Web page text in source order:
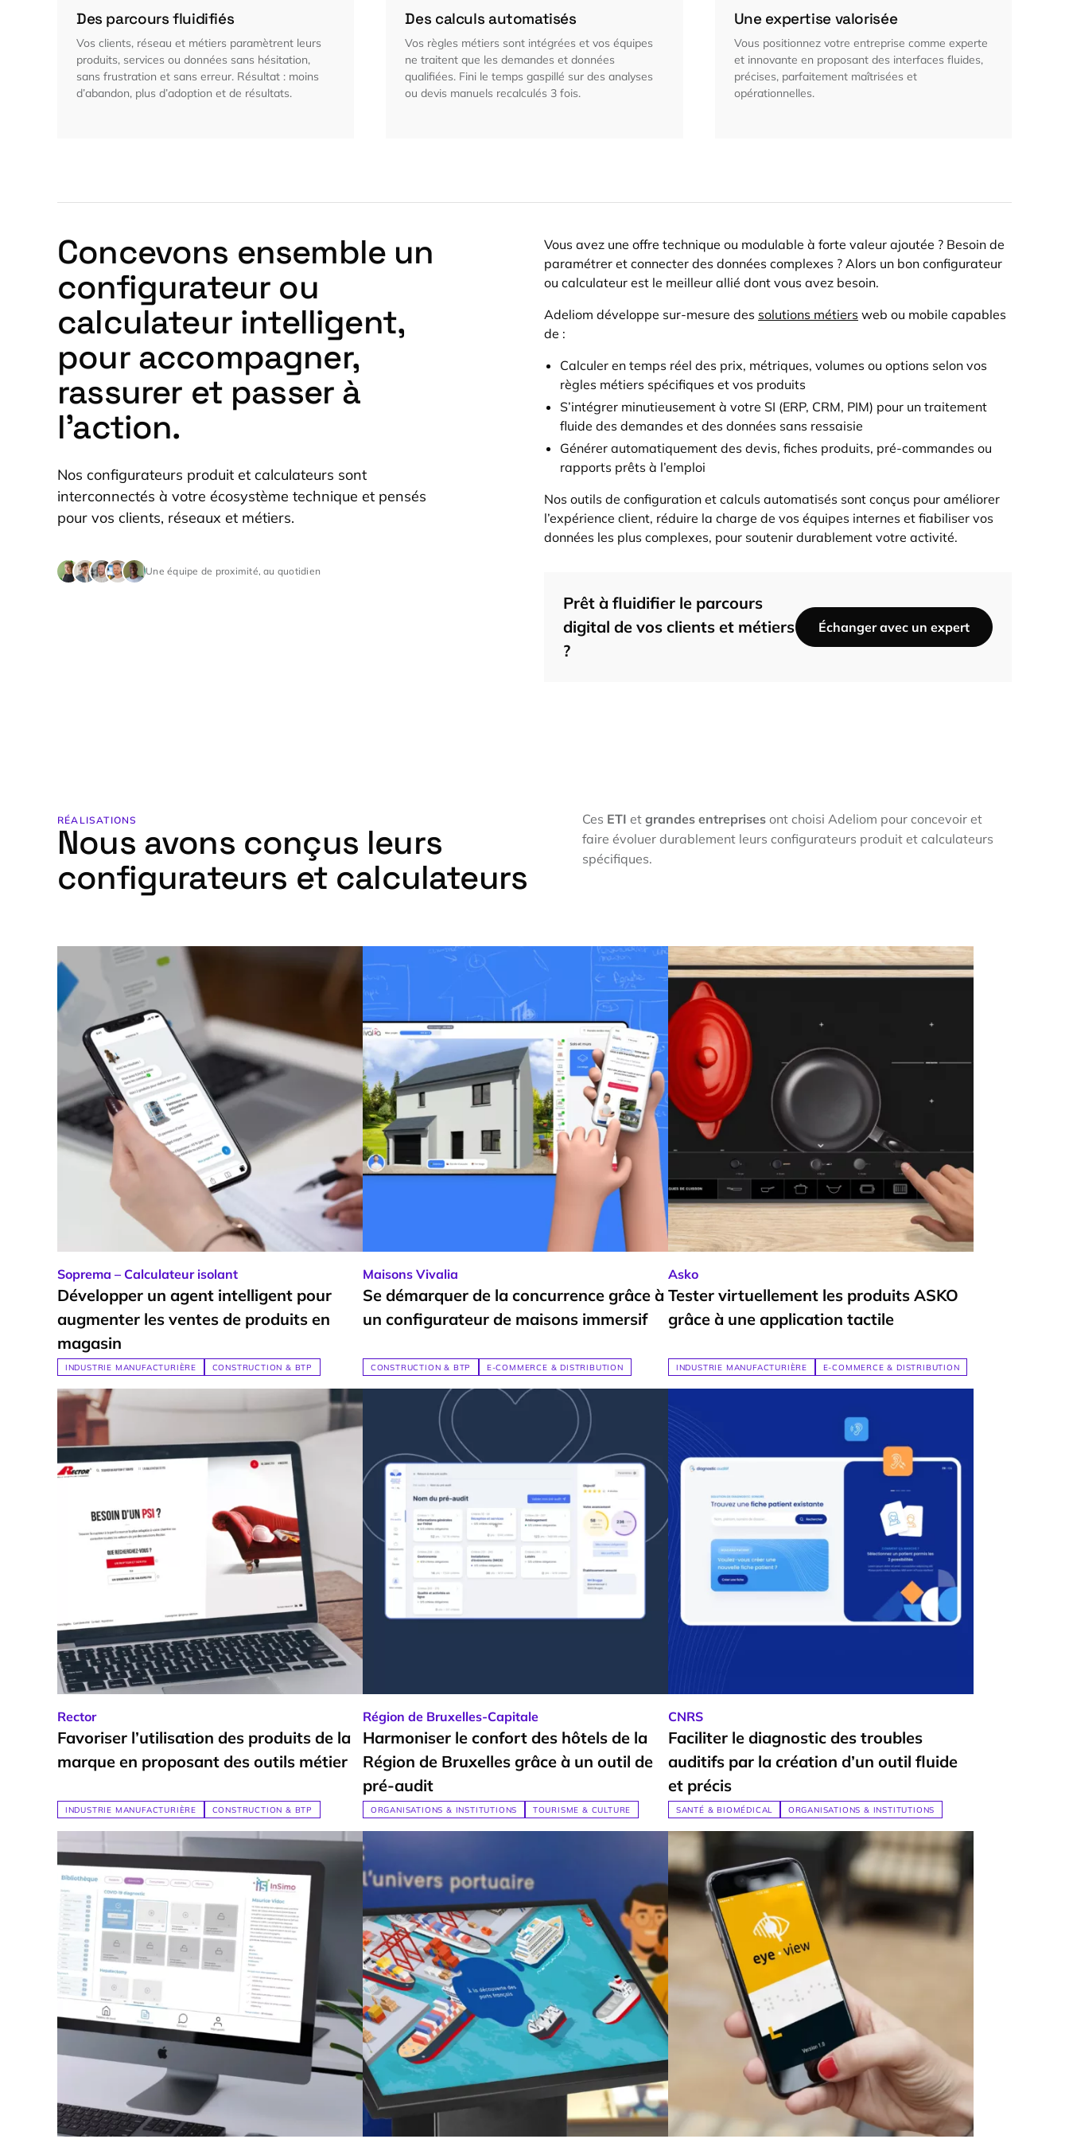
Des parcours fluidifiés
Vos clients, réseau et métiers paramètrent leurs
produits, services ou données sans hésitation,
sans frustration et sans erreur. Résultat : moins
d’abandon, plus d’adoption et de résultats.
Des calculs automatisés
Vos règles métiers sont intégrées et vos équipes
ne traitent que les demandes et données
qualifiées. Fini le temps gaspillé sur des analyses
ou devis manuels recalculés 3 fois.
Une expertise valorisée
Vous positionnez votre entreprise comme experte
et innovante en proposant des interfaces fluides,
précises, parfaitement maîtrisées et
opérationnelles.
Concevons ensemble un
configurateur ou
calculateur intelligent,
pour accompagner,
rassurer et passer à
l’action.
Nos configurateurs produit et calculateurs sont
interconnectés à votre écosystème technique et pensés
pour vos clients, réseaux et métiers.
Une équipe de proximité, au quotidien
Vous avez une offre technique ou modulable à forte valeur ajoutée ? Besoin de
paramétrer et connecter des données complexes ? Alors un bon configurateur
ou calculateur est le meilleur allié dont vous avez besoin.
Adeliom développe sur-mesure des solutions métiers web ou mobile capables
de :
Calculer en temps réel des prix, métriques, volumes ou options selon vos
règles métiers spécifiques et vos produits
S’intégrer minutieusement à votre SI (ERP, CRM, PIM) pour un traitement
fluide des demandes et des données sans ressaisie
Générer automatiquement des devis, fiches produits, pré-commandes ou
rapports prêts à l’emploi
Nos outils de configuration et calculs automatisés sont conçus pour améliorer
l’expérience client, réduire la charge de vos équipes internes et fiabiliser vos
données les plus complexes, pour soutenir durablement votre activité.
Prêt à fluidifier le parcours
digital de vos clients et métiers
?
Échanger avec un expert
RÉALISATIONS
Nous avons conçus leurs
configurateurs et calculateurs
Ces ETIet grandes entreprises ont choisi Adeliom pour concevoir et
faire évoluer durablement leurs configurateurs produit et calculateurs
spécifiques.
Soprema – Calculateur isolant
Développer un agent intelligent pour
augmenter les ventes de produits en
magasin
INDUSTRIE MANUFACTURIÈRE CONSTRUCTION & BTP
Maisons Vivalia
Se démarquer de la concurrence grâce à
un configurateur de maisons immersif
CONSTRUCTION & BTP E-COMMERCE & DISTRIBUTION
Asko
Tester virtuellement les produits ASKO
grâce à une application tactile
INDUSTRIE MANUFACTURIÈRE E-COMMERCE & DISTRIBUTION
Rector
Favoriser l’utilisation des produits de la
marque en proposant des outils métier
INDUSTRIE MANUFACTURIÈRE CONSTRUCTION & BTP
Région de Bruxelles-Capitale
Harmoniser le confort des hôtels de la
Région de Bruxelles grâce à un outil de
pré-audit
ORGANISATIONS & INSTITUTIONS TOURISME & CULTURE
CNRS
Faciliter le diagnostic des troubles
auditifs par la création d’un outil fluide
et précis
SANTÉ & BIOMÉDICAL ORGANISATIONS & INSTITUTIONS